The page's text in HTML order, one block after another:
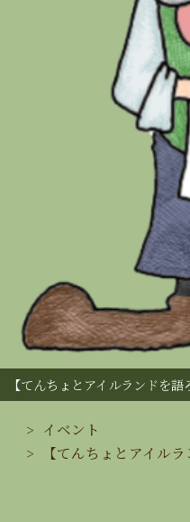
【てんちょとアイルランドを
イベント
【てんちょとアイル